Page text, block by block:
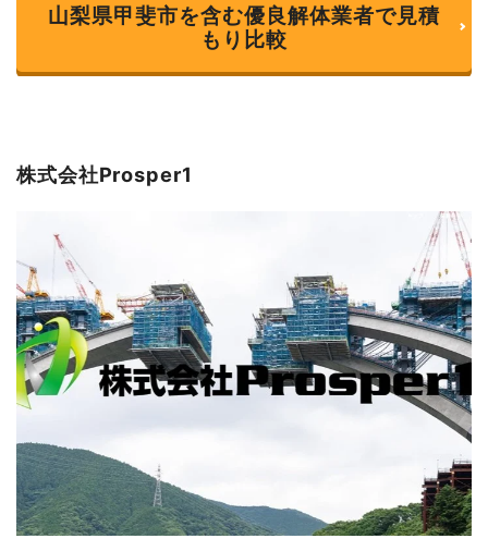
山梨県甲斐市を含む優良解体業者で見積
もり比較
株式会社Prosper1